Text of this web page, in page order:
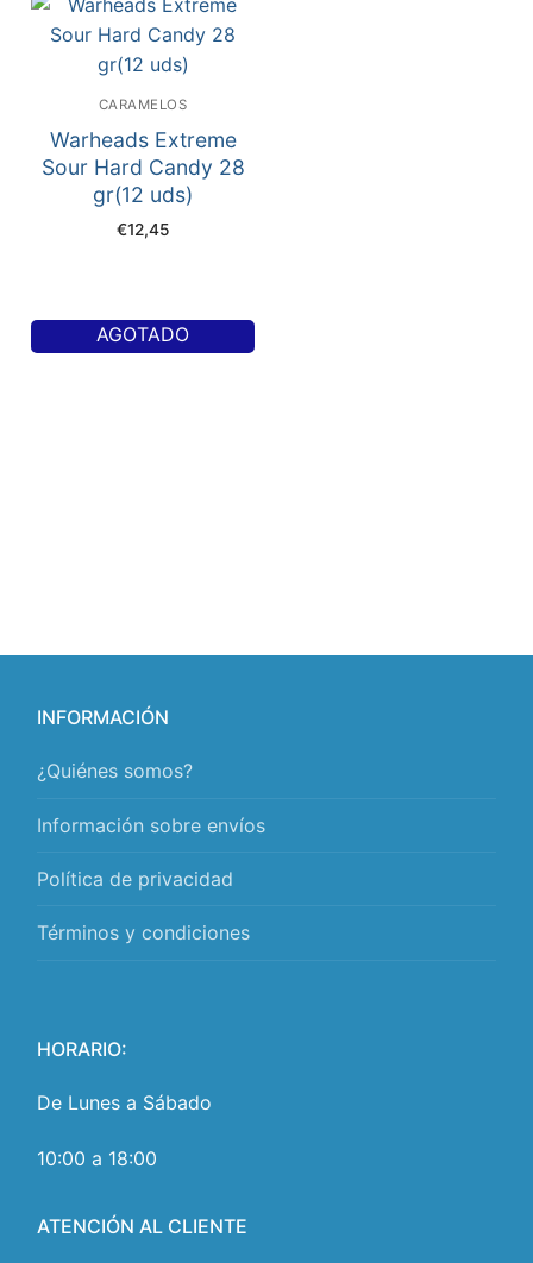
CARAMELOS
Warheads Extreme
Sour Hard Candy 28
gr(12 uds)
€12,45
AGOTADO
INFORMACIÓN
¿Quiénes somos?
Información sobre envíos
Política de privacidad
Términos y condiciones
HORARIO:
De Lunes a Sábado
10:00 a 18:00
ATENCIÓN AL CLIENTE